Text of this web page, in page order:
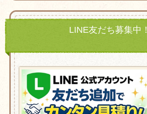
LINE友だち募集中！